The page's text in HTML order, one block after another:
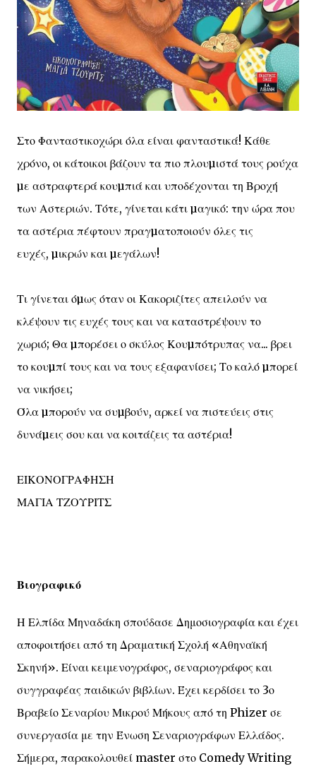
Στο Φανταστικοχώρι όλα είναι φανταστικά! Κάθε
χρόνο, οι κάτοικοι βάζουν τα πιο πλουµιστά τους ρούχα
µε αστραφτερά κουµπιά και υποδέχονται τη Βροχή
των Αστεριών. Τότε, γίνεται κάτι µαγικό: την ώρα που
τα αστέρια πέφτουν πραγµατοποιούν όλες τις
ευχές, µικρών και µεγάλων!
Τι γίνεται όµως όταν οι Κακοριζίτες απειλούν να
κλέψουν τις ευχές τους και να καταστρέψουν το
χωριό; Θα µπορέσει ο σκύλος Κουµπότρυπας να... βρει
το κουµπί τους και να τους εξαφανίσει; Το καλό µπορεί
να νικήσει;
Όλα µπορούν να συµβούν, αρκεί να πιστεύεις στις
δυνάµεις σου και να κοιτάζεις τα αστέρια!
ΕΙΚΟΝΟΓΡΑΦΗΣΗ
ΜΑΓΙΑ ΤΖΟΥΡΙΤΣ
Βιογραφικό
Η Ελπίδα Μηναδάκη σπούδασε Δημοσιογραφία και έχει
αποφοιτήσει από τη Δραματική Σχολή «Αθηναϊκή
Σκηνή». Είναι κειμενογράφος, σεναριογράφος και
συγγραφέας παιδικών βιβλίων. Έχει κερδίσει το 3ο
Βραβείο Σεναρίου Μικρού Μήκους από τη Phizer σε
συνεργασία με την Ένωση Σεναριογράφων Ελλάδος.
Σήμερα, παρακολουθεί master στο Comedy Writing